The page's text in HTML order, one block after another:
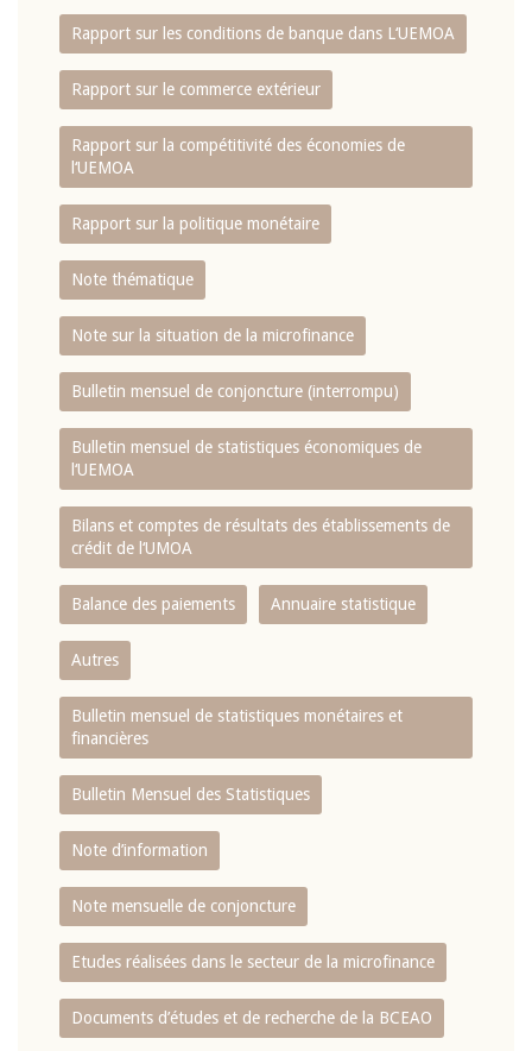
Rapport sur les conditions de banque dans L‘UEMOA
Rapport sur le commerce extérieur
Rapport sur la compétitivité des économies de
l‘UEMOA
Rapport sur la politique monétaire
Note thématique
Note sur la situation de la microfinance
Bulletin mensuel de conjoncture (interrompu)
Bulletin mensuel de statistiques économiques de
l‘UEMOA
Bilans et comptes de résultats des établissements de
crédit de l‘UMOA
Balance des paiements Annuaire statistique
Autres
Bulletin mensuel de statistiques monétaires et
financières
Bulletin Mensuel des Statistiques
Note d’information
Note mensuelle de conjoncture
Etudes réalisées dans le secteur de la microfinance
Documents d’études et de recherche de la BCEAO